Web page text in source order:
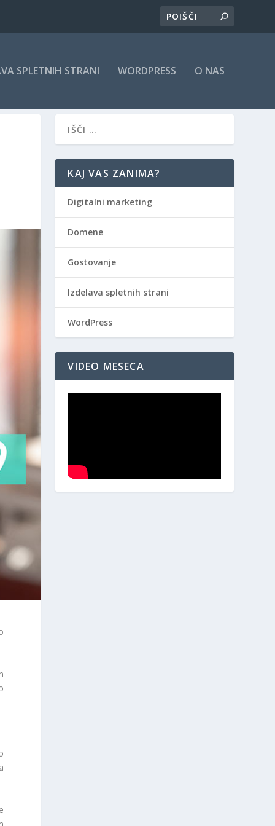
SPLETNIH STRANI WORDPRESS O NAS
KAJ VAS ZANIMA?
Digitalni marketing
Domene
Gostovanje
Izdelava spletnih strani
WordPress
VIDEO MESECA